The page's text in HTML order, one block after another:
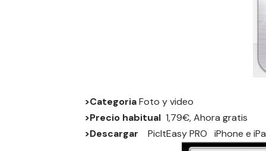
>CategoriaFoto y video
>Precio habitual 1,79€, Ahora gratis
>Descargar
PicItEasy PRO iPhone e